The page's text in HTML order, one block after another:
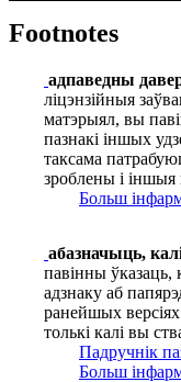
Footnotes
адпаведны
ліцэнзійныя
матэрыял, вы
пазнакі іншых
таксама
зроблены і іншыя
Больш
абазначыць,
павінны ўказаць,
адзнаку аб
ранейшых версіях
толькі калі вы
Падручнік
Больш